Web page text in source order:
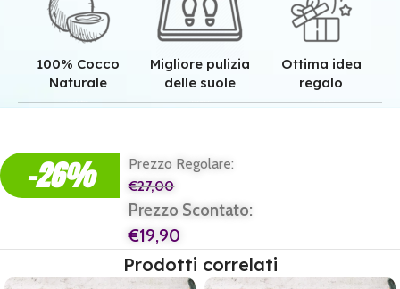
100% Cocco
Naturale
Migliore pulizia
delle suole
Ottima idea
regalo
-26%
Prezzo Regolare:
€27,00
Prezzo Scontato:
€19,90
Prodotti correlati